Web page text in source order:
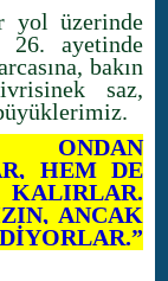
yol üzerinde
26. ayetinde
bakın
saz,
ONDAN
HEM DE
ANCAK